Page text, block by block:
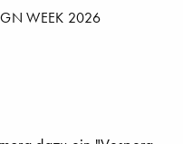
WEEK 2026